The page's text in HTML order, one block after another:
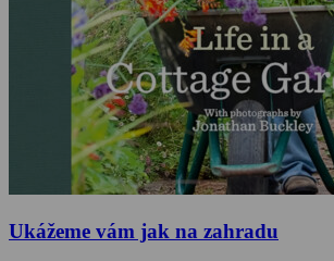
Ukážeme vám jak na zahradu